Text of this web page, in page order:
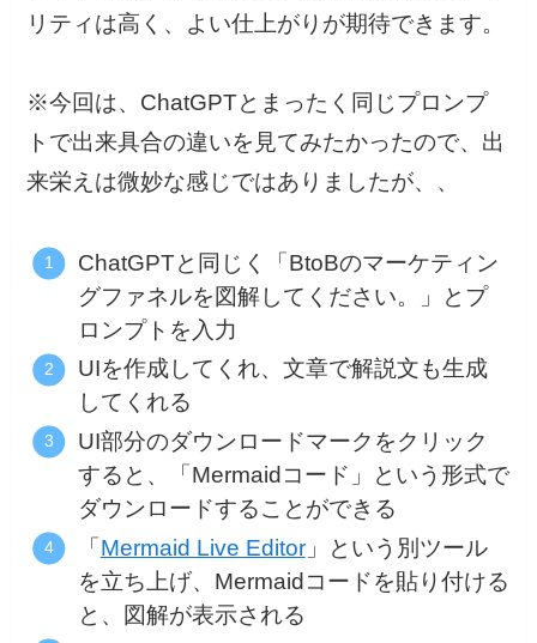
リティは高く、よい仕上がりが期待できます。
※今回は、ChatGPTとまったく同じプロンプ
トで出来具合の違いを見てみたかったので、出
来栄えは微妙な感じではありましたが、、
ChatGPTと同じく「BtoBのマーケティン
グファネルを図解してください。」とプ
ロンプトを入力
UIを作成してくれ、文章で解説文も生成
してくれる
UI部分のダウンロードマークをクリック
すると、「Mermaidコード」という形式で
ダウンロードすることができる
「 Mermaid Live Editor」という別ツール
を立ち上げ、Mermaidコードを貼り付ける
と、図解が表示される